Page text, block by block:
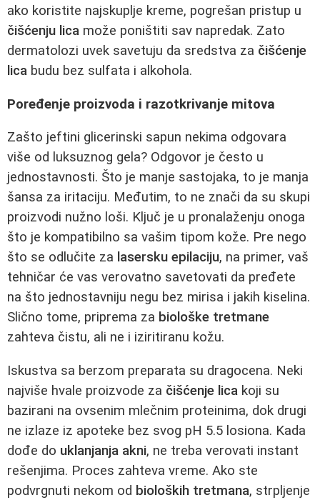
ako koristite najskuplje kreme, pogrešan pristup u
čišćenju lica može poništiti sav napredak. Zato
dermatolozi uvek savetuju da sredstva za čišćenje
lica budu bez sulfata i alkohola.
Poređenje proizvoda i razotkrivanje mitova
Zašto jeftini glicerinski sapun nekima odgovara
više od luksuznog gela? Odgovor je često u
jednostavnosti. Što je manje sastojaka, to je manja
šansa za iritaciju. Međutim, to ne znači da su skupi
proizvodi nužno loši. Ključ je u pronalaženju onoga
što je kompatibilno sa vašim tipom kože. Pre nego
što se odlučite za lasersku epilaciju, na primer, vaš
tehničar će vas verovatno savetovati da pređete
na što jednostavniju negu bez mirisa i jakih kiselina.
Slično tome, priprema za biološke tretmane
zahteva čistu, ali ne i iziritiranu kožu.
Iskustva sa berzom preparata su dragocena. Neki
najviše hvale proizvode za čišćenje lica koji su
bazirani na ovsenim mlečnim proteinima, dok drugi
ne izlaze iz apoteke bez svog pH 5.5 losiona. Kada
dođe do uklanjanja akni, ne treba verovati instant
rešenjima. Proces zahteva vreme. Ako ste
podvrgnuti nekom od bioloških tretmana, strpljenje